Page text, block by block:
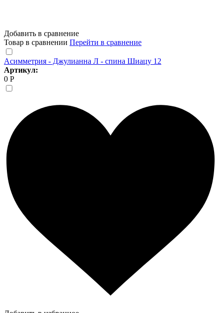
Добавить в сравнение
Товар в сравнении Перейти в сравнение
Асимметрия - Джулианна Л - спина Шиацу 12
Артикул:
0 Р